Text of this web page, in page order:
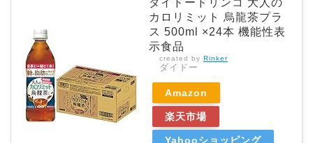
ダイドードリンコ 大人の
カロリミット 烏龍茶プラ
ス 500ml ×24本 機能性表
示食品
created by Rinker
ダイドー
Amazon
楽天市場
Yahooショッピング